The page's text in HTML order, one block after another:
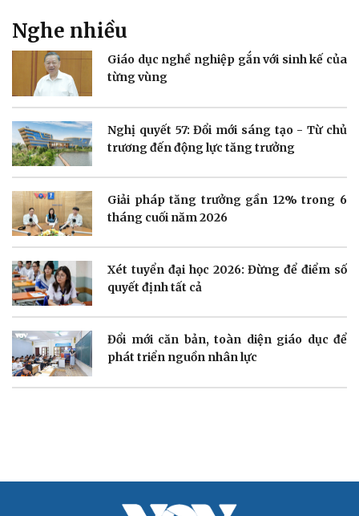
eSports
Hậu trường
Doanh nghiệp
Thông tin doanh nghiệp
Doanh nghiệp 24h
Doanh nhân
Vì cộng đồng
Công nghệ
Sành điệu
Tin Công nghệ
Trải nghiệm
Chuyển đổi số
Sức khỏe
Dinh dưỡng - món ngon
Cây thuốc
Sản phụ khoa
Đời sống
Nhà đẹp
Tình yêu - Gia đình
Nghe nhiều
Giáo dục nghề nghiệp gắn với sinh kế của
từng vùng
Nghị quyết 57: Đổi mới sáng tạo - Từ chủ
trương đến động lực tăng trưởng
Giải pháp tăng trưởng gần 12% trong 6
tháng cuối năm 2026
Xét tuyển đại học 2026: Đừng để điểm số
quyết định tất cả
Đổi mới căn bản, toàn diện giáo dục để
phát triển nguồn nhân lực